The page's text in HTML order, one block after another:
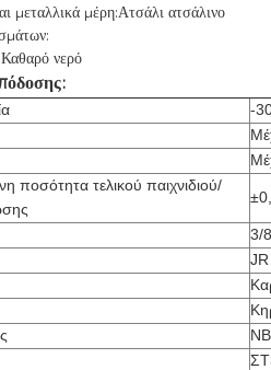
μεταλλικά μέρη:Ατσάλι ατσάλινο
νερό
-
ποσότητα τελικού παιχνιδιού/
3/
JR